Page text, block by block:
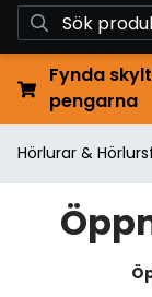
Fynda
pengarna
Hörlurar &